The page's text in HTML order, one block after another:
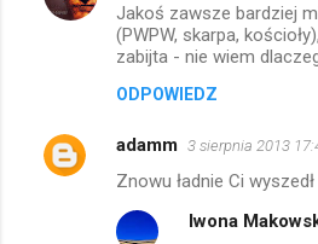
Jakoś zawsze bardziej
(PWPW, skarpa,
zabijta - nie wiem
ODPOWIEDZ
adamm 3 sierpnia 2013
Znowu ładnie Ci
Iwona